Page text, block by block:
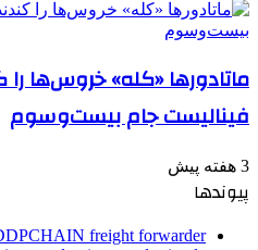
ماتادورها «کله» خروس‌ها را
فینالیست جام بیست‌وسوم
3 هفته پیش
پیوندها
freight forwarder